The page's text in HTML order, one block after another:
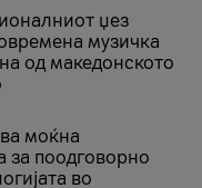
џез
музичка
од македонското
моќна
поодговорно
во